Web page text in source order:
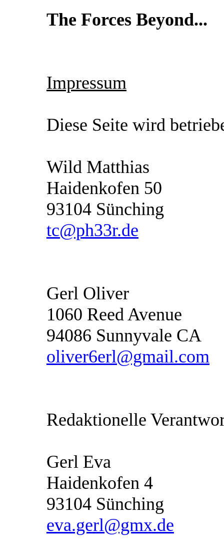
The Forces Beyond...
Impressum
Diese Seite wird
Wild Matthias
Haidenkofen 50
93104 Sünching
tc@ph33r.de
Gerl Oliver
1060 Reed Avenue
94086 Sunnyvale CA
oliver6erl@gmail.com
Redaktionelle
Gerl Eva
Haidenkofen 4
93104 Sünching
eva.gerl@gmx.de